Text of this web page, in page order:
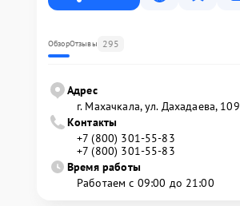
ОбзорОтзывы 295
Адрес
г. Махачкала, ул. Дахадаева, 109
Контакты
+7 (800) 301-55-83
+7 (800) 301-55-83
Время работы
Работаем с 09:00 до 21:00